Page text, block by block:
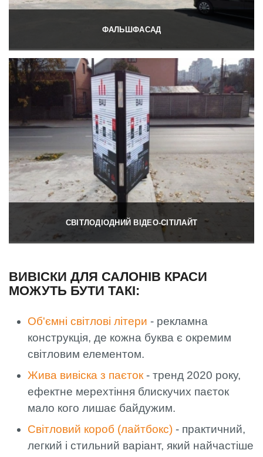
ФАЛЬШФАСАД
СВІТЛОДІОДНИЙ ВІДЕО-СІТІЛАЙТ
ВИВІСКИ ДЛЯ САЛОНІВ КРАСИ
МОЖУТЬ БУТИ ТАКІ:
Об'ємні світлові літери - рекламна
конструкція, де кожна буква є окремим
світловим елементом.
Жива вивіска з паєток - тренд 2020 року,
ефектне мерехтіння блискучих паєток
мало кого лишає байдужим.
Світловий короб (лайтбокс) - практичний,
легкий і стильний варіант, який найчастіше